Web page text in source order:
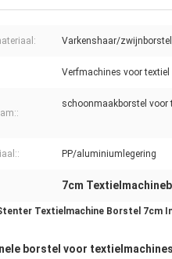
Varkenshaar/
Verfmachines voor textiel
schoonmaakborstel voor
PP/aluminiumlegering
7cm
Textielmachine Borstel 7cm
borstel voor